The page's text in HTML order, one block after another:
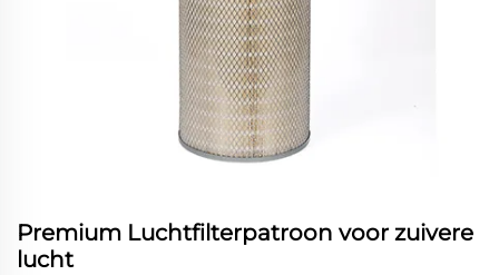
Premium Luchtfilterpatroon voor zuivere
lucht